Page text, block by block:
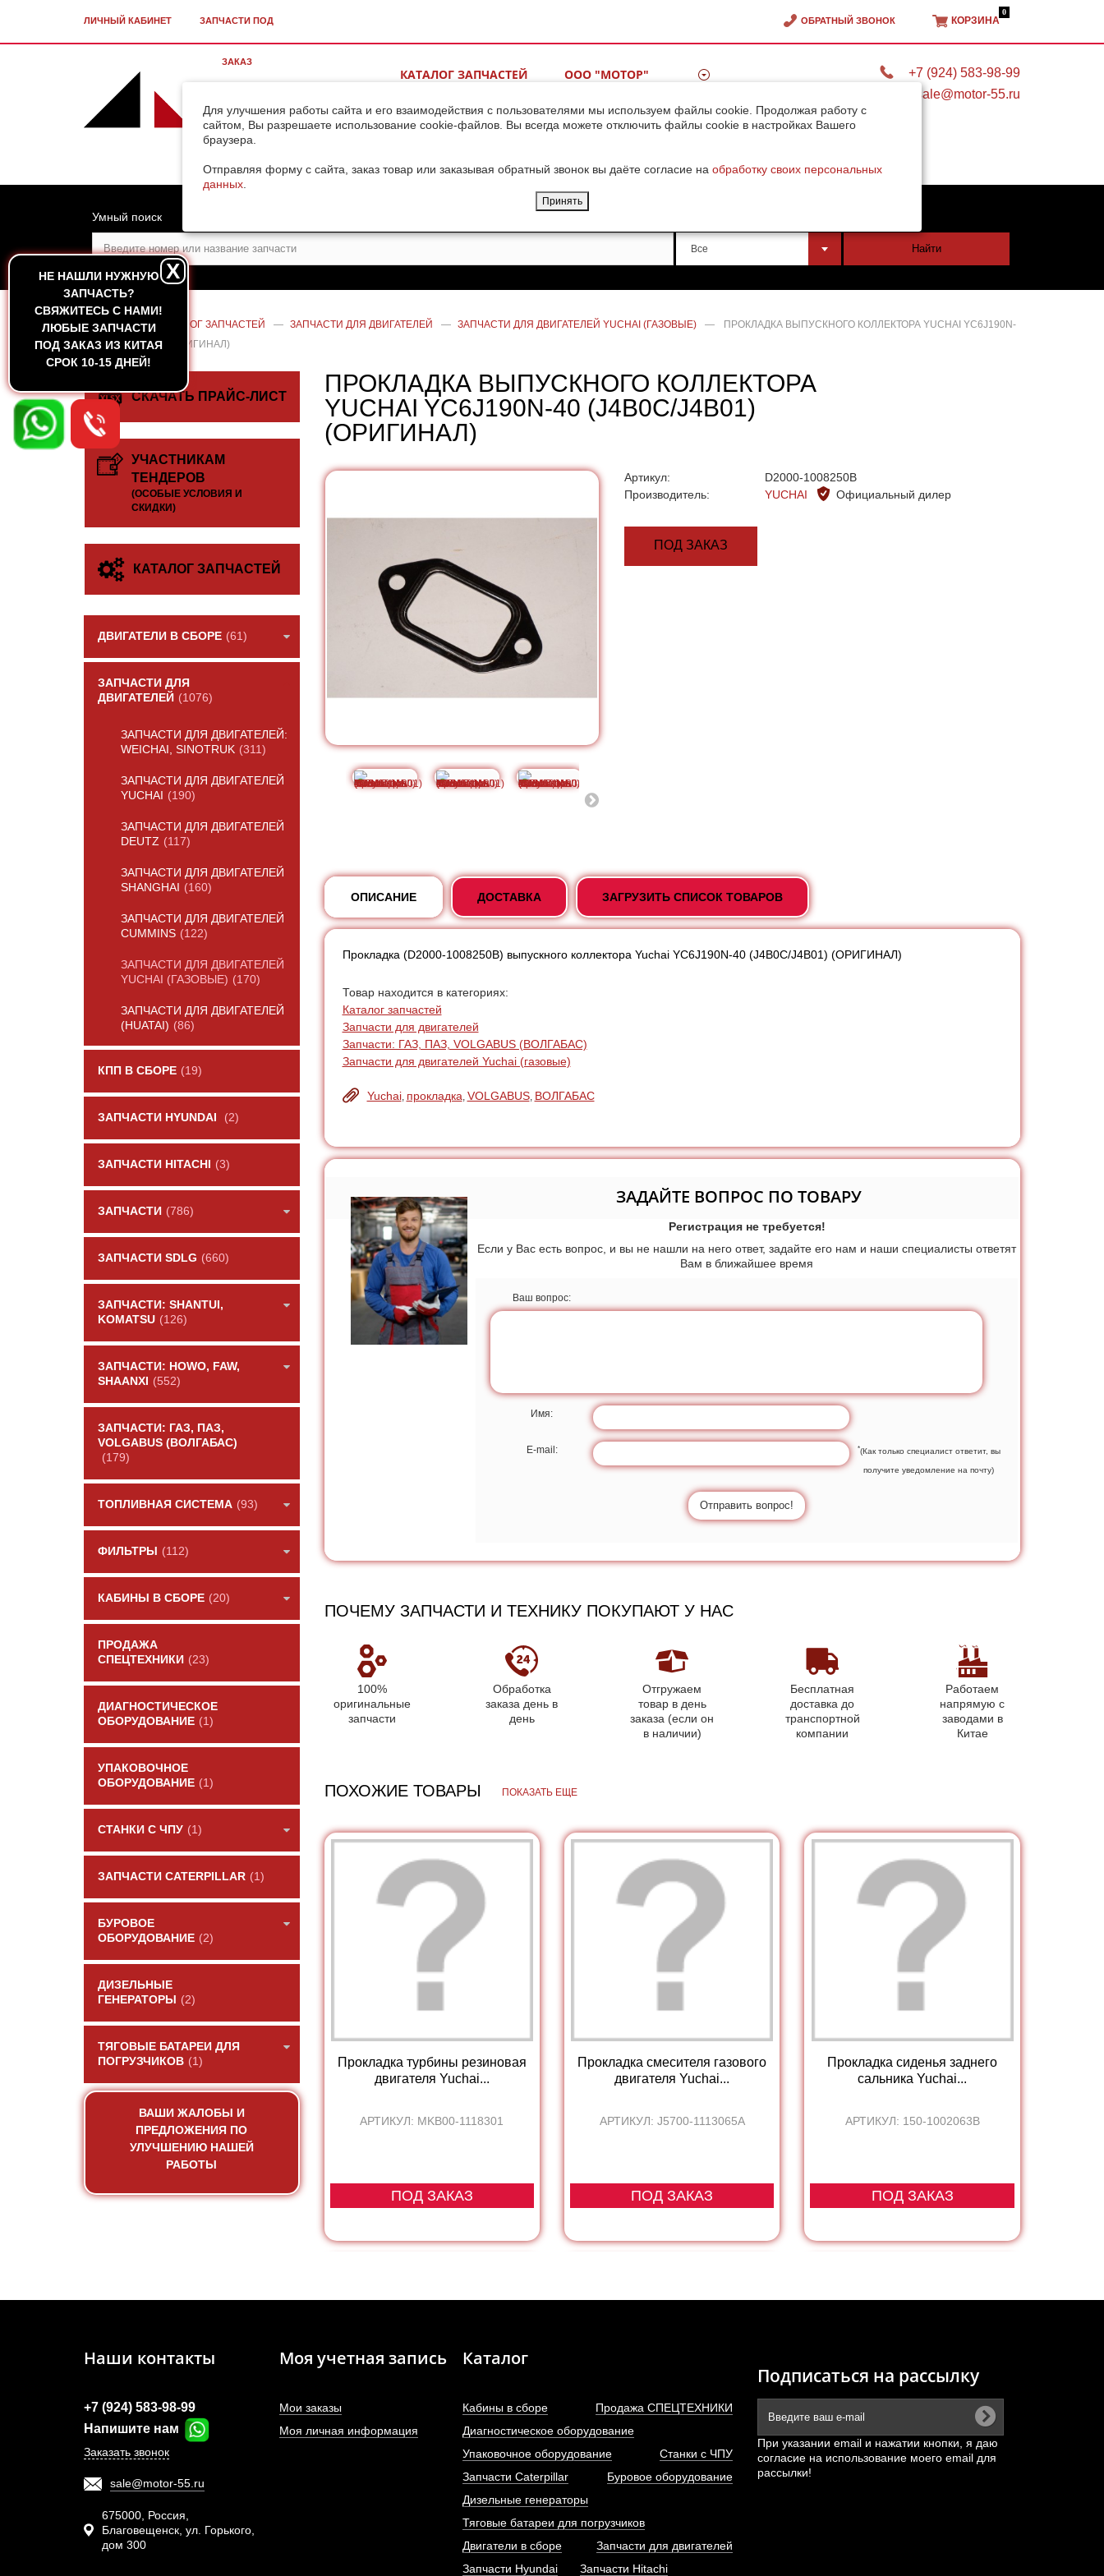
Для улучшения работы сайта и его взаимодействия с пользователями мы используем файлы cookie. Продолжая работу с
сайтом, Вы разрешаете использование cookie-файлов. Вы всегда можете отключить файлы cookie в настройках Вашего
браузера.
Отправляя форму с сайта, заказ товар или заказывая обратный звонок вы даёте согласие на обработку своих персональных
данных
Принять
ЛИЧНЫЙ КАБИНЕТ ЗАПЧАСТИ ПОД
ЗАКАЗ
ОБРАТНЫЙ ЗВОНОК КОРЗИНА
0
КАТАЛОГ ЗАПЧАСТЕЙ ООО "МОТОР"
ВИДЕОГАЛЕРЕЯ КОНТАКТЫ
+7 (924) 583-98-99
sale@motor-55.ru
НЕ НАШЛИ НУЖНУЮ
ЗАПЧАСТЬ?
CВЯЖИТЕСЬ С НАМИ!
ЛЮБЫЕ ЗАПЧАСТИ
ПОД ЗАКАЗ ИЗ КИТАЯ
СРОК 10-15 ДНЕЙ!
X
Умный поиск
Все Найти
ГЛАВНАЯ — КАТАЛОГ ЗАПЧАСТЕЙ — ЗАПЧАСТИ ДЛЯ ДВИГАТЕЛЕЙ — ЗАПЧАСТИ ДЛЯ ДВИГАТЕЛЕЙ YUCHAI (ГАЗОВЫЕ) —
ПРОКЛАДКА ВЫПУСКНОГО КОЛЛЕКТОРА YUCHAI YC6J190N-
40 (J4B0C/J4B01) (ОРИГИНАЛ)
СКАЧАТЬ ПРАЙС-ЛИСТ
УЧАСТНИКАМ
ТЕНДЕРОВ
(ОСОБЫЕ УСЛОВИЯ И
СКИДКИ)
КАТАЛОГ ЗАПЧАСТЕЙ
ДВИГАТЕЛИ В СБОРЕ (61)
ЗАПЧАСТИ ДЛЯ
ДВИГАТЕЛЕЙ (1076)
ЗАПЧАСТИ ДЛЯ ДВИГАТЕЛЕЙ:
WEICHAI, SINOTRUK (311)
ЗАПЧАСТИ ДЛЯ ДВИГАТЕЛЕЙ
YUCHAI (190)
ЗАПЧАСТИ ДЛЯ ДВИГАТЕЛЕЙ
DEUTZ (117)
ЗАПЧАСТИ ДЛЯ ДВИГАТЕЛЕЙ
SHANGHAI (160)
ЗАПЧАСТИ ДЛЯ ДВИГАТЕЛЕЙ
CUMMINS (122)
ЗАПЧАСТИ ДЛЯ ДВИГАТЕЛЕЙ
YUCHAI (ГАЗОВЫЕ) (170)
ЗАПЧАСТИ ДЛЯ ДВИГАТЕЛЕЙ
(HUATAI) (86)
КПП В СБОРЕ (19)
ЗАПЧАСТИ HYUNDAI (2)
ЗАПЧАСТИ HITACHI (3)
ЗАПЧАСТИ (786)
ЗАПЧАСТИ SDLG (660)
ЗАПЧАСТИ: SHANTUI,
KOMATSU (126)
ЗАПЧАСТИ: HOWO, FAW,
SHAANXI
(552)
ЗАПЧАСТИ: ГАЗ, ПАЗ,
VOLGABUS (ВОЛГАБАС)
(179)
ТОПЛИВНАЯ СИСТЕМА (93)
ФИЛЬТРЫ (112)
КАБИНЫ В СБОРЕ (20)
ПРОДАЖА
СПЕЦТЕХНИКИ (23)
ДИАГНОСТИЧЕСКОЕ
ОБОРУДОВАНИЕ (1)
УПАКОВОЧНОЕ
ОБОРУДОВАНИЕ (1)
СТАНКИ С ЧПУ (1)
ЗАПЧАСТИ CATERPILLAR (1)
БУРОВОЕ
ОБОРУДОВАНИЕ (2)
ДИЗЕЛЬНЫЕ
ГЕНЕРАТОРЫ
(2)
ТЯГОВЫЕ БАТАРЕИ ДЛЯ
ПОГРУЗЧИКОВ (1)
ВАШИ ЖАЛОБЫ И
ПРЕДЛОЖЕНИЯ ПО
УЛУЧШЕНИЮ НАШЕЙ
РАБОТЫ
ПРОКЛАДКА ВЫПУСКНОГО КОЛЛЕКТОРА
YUCHAI YC6J190N-40 (J4B0C/J4B01)
(ОРИГИНАЛ)
Артикул:
D2000-1008250B
Производитель:
YUCHAI Официальный дилер
ПОД ЗАКАЗ
ОПИСАНИЕ ДОСТАВКА ЗАГРУЗИТЬ СПИСОК ТОВАРОВ
Прокладка (D2000-1008250B) выпускного коллектора Yuchai YC6J190N-40 (J4B0C/J4B01) (ОРИГИНАЛ)
Товар находится в категориях:
Каталог запчастей
Запчасти для двигателей
Запчасти: ГАЗ, ПАЗ, VOLGABUS (ВОЛГАБАС)
Запчасти для двигателей Yuchai (газовые)
Yuchai, прокладка, VOLGABUS, ВОЛГАБАС
ЗАДАЙТЕ ВОПРОС ПО ТОВАРУ
Регистрация не требуется!
Если у Вас есть вопрос, и вы не нашли на него ответ, задайте его нам и наши специалисты ответят
Вам в ближайшее время
Ваш вопрос:
Имя:
E-mail: *(Как только специалист ответит, вы
получите уведомление на почту)
Отправить вопрос!
ПОЧЕМУ ЗАПЧАСТИ И ТЕХНИКУ ПОКУПАЮТ У НАС
100%
оригинальные
запчасти
Обработка
заказа день в
день
Отгружаем
товар в день
заказа (если он
в наличии)
Бесплатная
доставка до
транспортной
компании
Работаем
напрямую с
заводами в
Китае
ПОХОЖИЕ ТОВАРЫ ПОКАЗАТЬ ЕЩЕ
Прокладка турбины резиновая
двигателя Yuchai...
АРТИКУЛ: MKB00-1118301
ПОД ЗАКАЗ
Прокладка смесителя газового
двигателя Yuchai...
АРТИКУЛ: J5700-1113065A
ПОД ЗАКАЗ
Прокладка сиденья заднего
сальника Yuchai...
АРТИКУЛ: 150-1002063B
ПОД ЗАКАЗ
Прокладка подставки
термостата двигателя Yuchai...
АРТИКУЛ: 150-1306013B
Газовый фильтр низкого
давления в сборе двигателя...
АРТИКУЛ: J5700-1107200A
Наши контакты
+7 (924) 583-98-99
Напишите нам
Заказать звонок
sale@motor-55.ru
675000, Россия,
Благовещенск, ул. Горького,
дом 300
Моя учетная запись
Мои заказы
Моя личная информация
Каталог
Двигатели в сборе
Запчасти для двигателей
Запчасти Hyundai
Запчасти Hitachi
Кабины в сборе
Продажа СПЕЦТЕХНИКИ
Диагностическое оборудование
Упаковочное оборудование
Станки с ЧПУ
Запчасти Caterpillar
Буровое оборудование
Дизельные генераторы
Тяговые батареи для погрузчиков
Подписаться на рассылку
При указании email и нажатии кнопки, я даю
согласие на использование моего email для
рассылки!